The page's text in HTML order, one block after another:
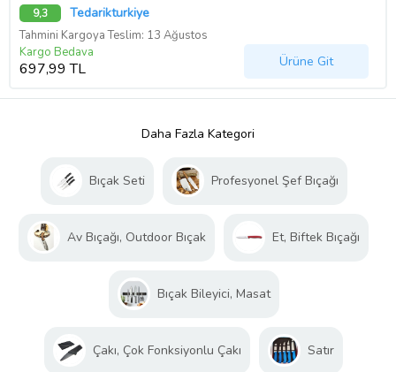
9,3 Tedarikturkiye
Tahmini Kargoya Teslim: 13 Ağustos
Kargo Bedava
697,99 TL Ürüne Git
Daha Fazla Kategori
Bıçak Seti Profesyonel Şef Bıçağı
Av Bıçağı, Outdoor Bıçak Et, Biftek Bıçağı
Bıçak Bileyici, Masat
Çakı, Çok Fonksiyonlu Çakı Satır